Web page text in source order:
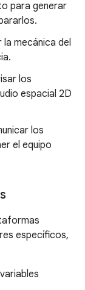
para generar
la mecánica del
los
espacial 2D
los
el equipo
específicos,